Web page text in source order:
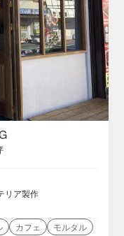
リア製作
カフェ
モルタル